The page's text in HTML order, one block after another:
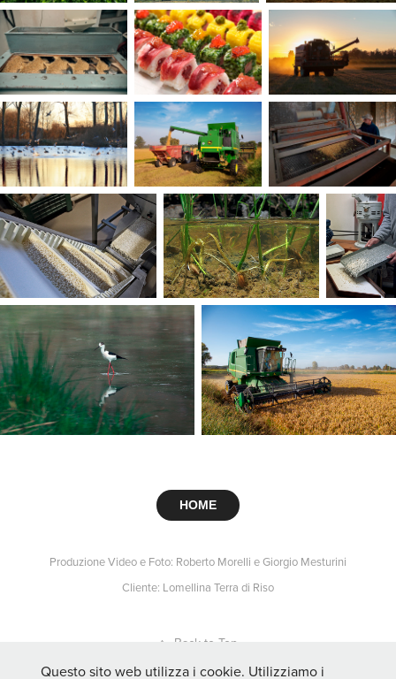
HOME
Produzione Video e Foto: Roberto Morelli e Giorgio Mesturini
Cliente: Lomellina Terra di Riso
↑ Back to Top
Questo sito web utilizza i cookie. Utilizziamo i